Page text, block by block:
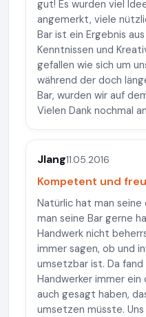
gut! Es wurden viel
angemerkt, viele
Bar ist ein Ergebnis
Kenntnissen und
gefallen wie sich um
während der doch
Bar, wurden wir auf
Vielen Dank nochmal
Jlang11.05.2016
Kompetent und
Natürlic hat man
man seine Bar gerne
Handwerk nicht
immer sagen, ob und
umsetzbar ist. Da
Handwerker immer
auch gesagt haben,
umsetzen müsste.